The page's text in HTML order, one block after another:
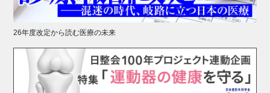
26年度改定から読む医療の未来